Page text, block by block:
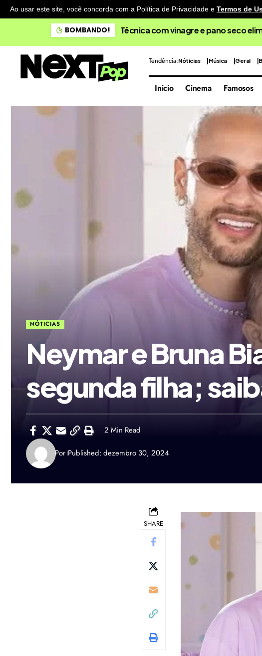
Ao usar este site, você concorda com a Política de Privacidade e Termos de
BOMBANDO! Técnica com vinagre e pano seco
Tendência:Nóticias Música Geral
Inicio Cinema Famosos
NÓTICIAS
Neymar e Bruna
segunda filha;
Por Published: dezembro 30, 2024
2 Min Read
SHARE